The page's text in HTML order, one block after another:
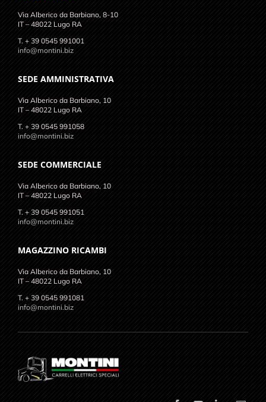
Via Alberico da Barbiano, 8-10
IT – 48022 Lugo RA
T. + 39 0545 991001
info@montini.biz
SEDE AMMINISTRATIVA
Via Alberico da Barbiano, 10
IT – 48022 Lugo RA
T. + 39 0545 991058
info@montini.biz
SEDE COMMERCIALE
Via Alberico da Barbiano, 10
IT – 48022 Lugo RA
T. + 39 0545 991051
info@montini.biz
MAGAZZINO RICAMBI
Via Alberico da Barbiano, 10
IT – 48022 Lugo RA
T. + 39 0545 991081
info@montini.biz